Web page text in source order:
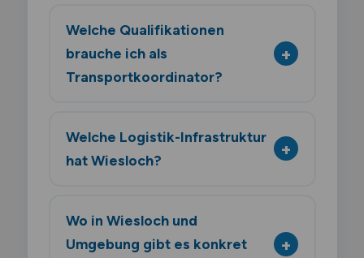
Welche Qualifikationen
brauche ich als
Transportkoordinator?
Welche Logistik-Infrastruktur
hat Wiesloch?
Wo in Wiesloch und
Umgebung gibt es konkret